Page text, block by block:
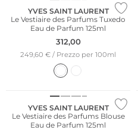
YVES SAINT LAURENT
Le Vestiaire des Parfums Tuxedo
Eau de Parfum 125ml
312,00
249,60 € / Prezzo per 100ml
YVES SAINT LAURENT
Le Vestiaire des Parfums Blouse
Eau de Parfum 125ml